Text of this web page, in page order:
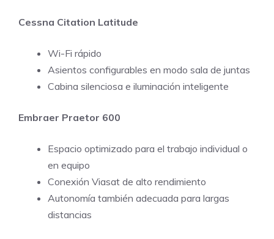
Cessna Citation Latitude
Wi-Fi rápido
Asientos configurables en modo sala de juntas
Cabina silenciosa e iluminación inteligente
Embraer Praetor 600
Espacio optimizado para el trabajo individual o
en equipo
Conexión Viasat de alto rendimiento
Autonomía también adecuada para largas
distancias